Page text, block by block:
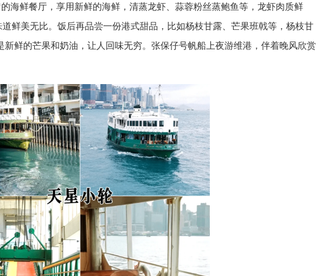
海鲜餐厅，享用新鲜的海鲜，清蒸龙虾、蒜蓉粉丝蒸鲍鱼等，龙虾肉质鲜
鲜美无比。饭后再品尝一份港式甜品，比如杨枝甘露、芒果班戟等，杨枝甘
鲜的芒果和奶油，让人回味无穷。张保仔号帆船上夜游维港，伴着晚风欣赏